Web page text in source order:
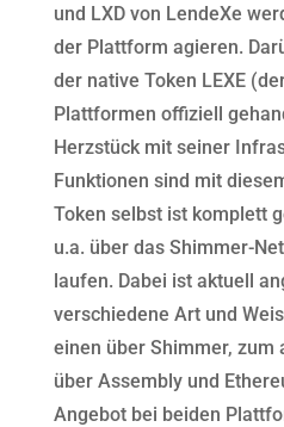
und LXD von LendeXe
der Plattform agieren.
der native Token LEXE
Plattformen offiziell
Herzstück mit seiner
Funktionen sind mit
Token selbst ist komplett
u.a. über das Shimmer-
laufen. Dabei ist aktuell
verschiedene Art und
einen über Shimmer, zum
über Assembly und
Angebot bei beiden